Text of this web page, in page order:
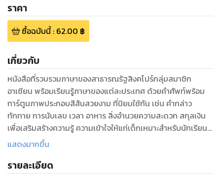
ราคา
ซื้อฉบับนี้: 62.00 ฿
เกี่ยวกับ
หนังสือที่รวบรวมภาษาของสาธารณรัฐสิงคโปร์กลุ่มสมาชิก
อาเซียน พร้อมเรียนรู้ภาษาของแต่ละประเทศ ด้วยคำศัพท์พร้อม
การ์ตูนภาพประกอบสีสันสวยงาม ที่นิยมใช้กัน เช่น คำกล่าว
ทักทาย การนับเลข เวลา อาหาร สิ่งอำนวยความสะดวก สกุลเงิน
เพื่อเสริมสร้างความรู้ ความเข้าใจให้แก่เด็กเหมาะสำหรับนักเรียน
นักศึกษา และบุคคลทั่วไป เพื่อใช้เตรียมความพร้อมสู่การเข้าเป็น
แสดงมากขึ้น
รายละเอียด